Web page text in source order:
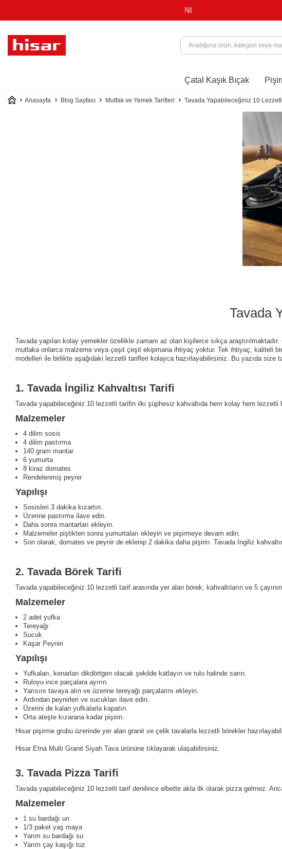
1000 TL
Çatal Kaşık Bıçak
Anasayfa Blog Sayfası Mutfak ve Yemek Tarifleri Tavada Yapabileceğiniz 10
Tavada
Tavada yapılan kolay yemekler özellikle zamanı az olan kişilerce sıkça
mutlaka onlarca malzeme veya çeşit çeşit ekipmana ihtiyaç yoktur. Tek ihtiyaç, kaliteli
modelleri ile birlikte aşağıdaki lezzetli tarifleri kolayca hazırlayabilirsiniz. Bu yazıda size
1. Tavada İngiliz Kahvaltısı Tarifi
Tavada yapabileceğiniz 10 lezzetli tarifin ilki şüphesiz kahvaltıda hem kolay hem
Malzemeler
4 dilim sosis
4 dilim pastırma
140 gram mantar
6 yumurta
8 kiraz domates
Rendelenmiş peynir
Yapılışı
Sosisleri 3 dakika kızartın.
Üzerine pastırma ilave edin.
Daha sonra mantarları ekleyin.
Malzemeler piştikten sonra yumurtaları ekleyin ve pişirmeye devam edin.
Son olarak, domates ve peynir de eklenip 2 dakika daha pişirin. Tavada İngiliz
2. Tavada Börek Tarifi
Tavada yapabileceğiniz 10 lezzetli tarif arasında yer alan börek; kahvaltıların ve 5
Malzemeler
2 adet yufka
Tereyağı
Sucuk
Kaşar Peyniri
Yapılışı
Yufkaları, kenarları dikdörtgen olacak şekilde katlayın ve rulo halinde sarın.
Ruloyu ince parçalara ayırın.
Yarısını tavaya alın ve üzerine tereyağı parçalarını ekleyin.
Ardından peynirleri ve sucukları ilave edin.
Üzerini de kalan yufkalarla kapatın.
Orta ateşte kızarana kadar pişirin.
Hisar pişirme grubu üzerinde yer alan granit ve çelik tavalarla lezzetli börekler
Hisar Etna Multi Granit Siyah Tava ürününe tıklayarak ulaşabilirsiniz.
3. Tavada Pizza Tarifi
Tavada yapabileceğiniz 10 lezzetli tarif denilince elbette akla ilk olarak pizza gelmez.
Malzemeler
1 su bardağı un
1/3 paket yaş maya
Yarım su bardağı su
Yarım çay kaşığı tuz